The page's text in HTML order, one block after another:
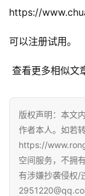
优
A
察
电
商
运
营
https://
可以注册试用。
查看更多相似文
版权声明：本文
作者本人。如若
https://
空间服务，不拥
有涉嫌抄袭侵权/